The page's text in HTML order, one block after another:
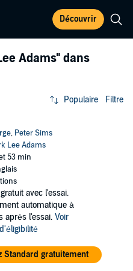
Découvrir
Adams" dans
Populaire Filtre
, Peter Sims
Lee Adams
53 min
avec l'essai.
automatique à
après l'essai. Voir
Standard gratuitement